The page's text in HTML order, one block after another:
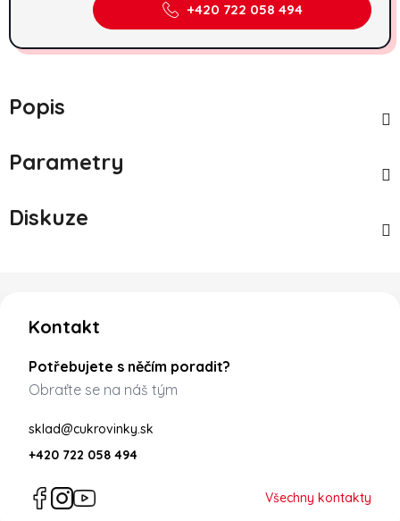
+420 722 058 494
Popis
Parametry
Diskuze
Kontakt
Potřebujete s něčím poradit?
Obraťte se na náš tým
sklad@cukrovinky.sk
+420 722 058 494
Všechny kontakty